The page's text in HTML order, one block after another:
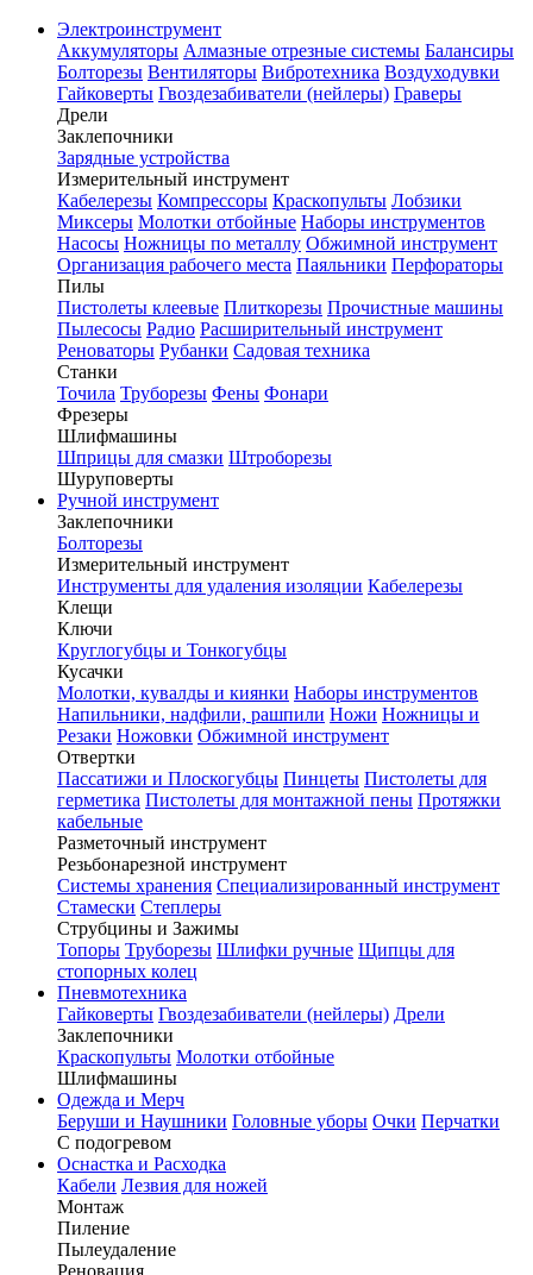
Электроинструмент
Аккумуляторы Алмазные отрезные системы Балансиры
Болторезы Вентиляторы Вибротехника Воздуходувки
Гайковерты Гвоздезабиватели (нейлеры) Граверы
Дрели
Заклепочники
Зарядные устройства
Измерительный инструмент
Кабелерезы Компрессоры Краскопульты Лобзики
Миксеры Молотки отбойные Наборы инструментов
Насосы Ножницы по металлу Обжимной инструмент
Организация рабочего места Паяльники Перфораторы
Пилы
Пистолеты клеевые Плиткорезы Прочистные машины
Пылесосы Радио Расширительный инструмент
Реноваторы Рубанки Садовая техника
Станки
Точила Труборезы Фены Фонари
Фрезеры
Шлифмашины
Шприцы для смазки Штроборезы
Шуруповерты
Ручной инструмент
Заклепочники
Болторезы
Измерительный инструмент
Инструменты для удаления изоляции Кабелерезы
Клещи
Ключи
Круглогубцы и Тонкогубцы
Кусачки
Молотки, кувалды и киянки Наборы инструментов
Напильники, надфили, рашпили Ножи Ножницы и
Резаки Ножовки Обжимной инструмент
Отвертки
Пассатижи и Плоскогубцы Пинцеты Пистолеты для
герметика Пистолеты для монтажной пены Протяжки
кабельные
Разметочный инструмент
Резьбонарезной инструмент
Системы хранения Специализированный инструмент
Стамески Степлеры
Струбцины и Зажимы
Топоры Труборезы Шлифки ручные Щипцы для
стопорных колец
Пневмотехника
Гайковерты Гвоздезабиватели (нейлеры) Дрели
Заклепочники
Краскопульты Молотки отбойные
Шлифмашины
Одежда и Мерч
Беруши и Наушники Головные уборы Очки Перчатки
С подогревом
Оснастка и Расходка
Кабели Лезвия для ножей
Монтаж
Пиление
Пылеудаление
Реновация